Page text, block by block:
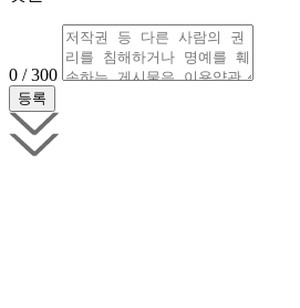
0 / 300